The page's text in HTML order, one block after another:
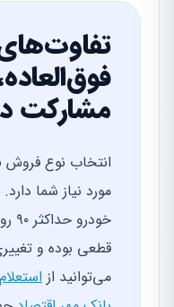
مشارکت
انتخاب نوع فروش
مورد نیاز شما
قطعی بوده و
می‌توانید از